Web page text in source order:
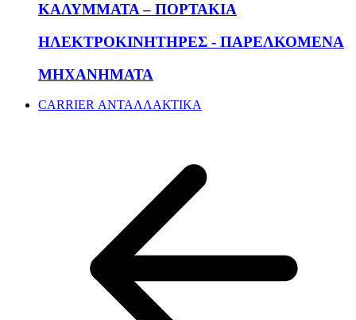
ΚΑΛΥΜΜΑΤΑ – ΠΟΡΤΑΚΙΑ
ΗΛΕΚΤΡΟΚΙΝΗΤΗΡΕΣ - ΠΑΡΕΛΚΟΜΕΝΑ
ΜΗΧΑΝΗΜΑΤΑ
CARRIER ΑΝΤΑΛΛΑΚΤΙΚΑ